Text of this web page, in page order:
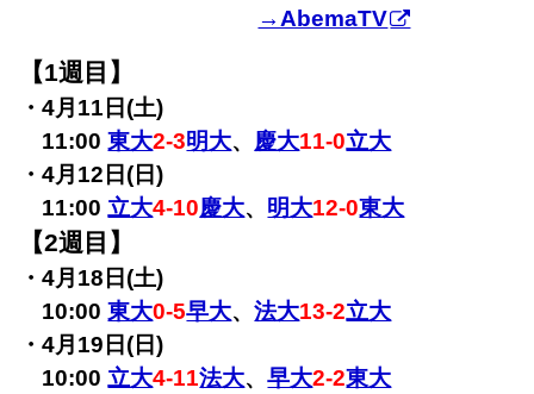
→AbemaTV
【1週目】
・4月11日(土)
11:00東大2-3明大、 慶大11-0立大
・4月12日(日)
11:00 立大4-10慶大、 明大12-0東大
【2週目】
・4月18日(土)
10:00東大0-5早大、法大13-2立大
・4月19日(日)
10:00 立大4-11法大、早大2-2東大